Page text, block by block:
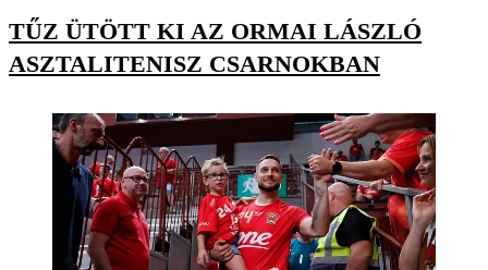
TŰZ ÜTÖTT KI AZ ORMAI LÁSZLÓ
ASZTALITENISZ CSARNOKBAN